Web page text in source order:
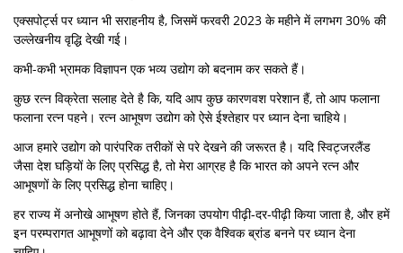
एक्सपोर्ट्स पर ध्यान भी सराहनीय है, जिसमें फरवरी 2023 के महीने में लगभग 30% की
उल्लेखनीय वृद्धि देखी गई।
कभी-कभी भ्रामक विज्ञापन एक भव्य उद्योग को बदनाम कर सकते हैं।
कुछ रत्न विक्रेता सलाह देते है कि, यदि आप कुछ कारणवश परेशान हैं, तो आप फलाना
फलाना रत्न पहने। रत्न आभूषण उद्योग को ऐसे ईश्तेहार पर ध्यान देना चाहिये।
आज हमारे उद्योग को पारंपरिक तरीकों से परे देखने की जरूरत है। यदि स्विट्जरलैंड
जैसा देश घड़ियों के लिए प्रसिद्ध है, तो मेरा आग्रह है कि भारत को अपने रत्न और
आभूषणों के लिए प्रसिद्ध होना चाहिए।
हर राज्य में अनोखे आभूषण होते हैं, जिनका उपयोग पीढ़ी-दर-पीढ़ी किया जाता है, और हमें
इन परम्परागत आभूषणों को बढ़ावा देने और एक वैश्विक ब्रांड बनने पर ध्यान देना